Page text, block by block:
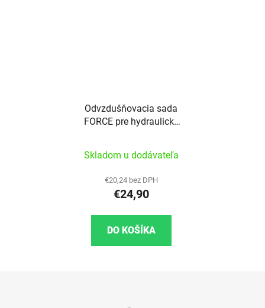
Odvzdušňovacia sada
FORCE pre hydraulické
Skladom u dodávateľa
€20,24 bez DPH
€24,90
DO KOŠÍKA